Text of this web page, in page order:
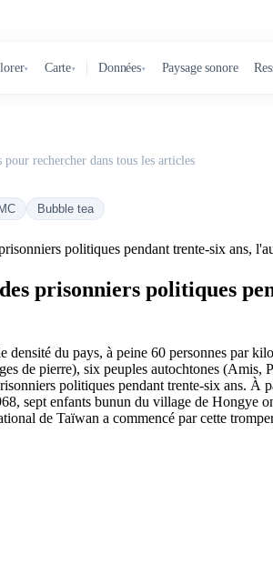
▾ Carte▾ Données▾ Paysage sonore
pour rechercher dans tous les articles
Bubble tea
politiques pendant trente-six ans,
prisonniers politiques
du pays, à peine 60 personnes par
de pierre), six peuples autochtones
politiques pendant trente-six ans.
sept enfants bunun du village de Hongye
de Taïwan a commencé par cette